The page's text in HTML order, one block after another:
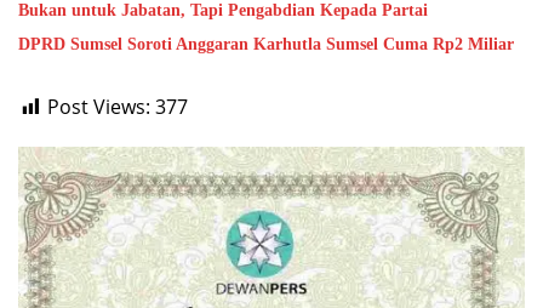
Bukan untuk Jabatan, Tapi Pengabdian Kepada Partai
DPRD Sumsel Soroti Anggaran Karhutla Sumsel Cuma Rp2 Miliar
Post Views: 377